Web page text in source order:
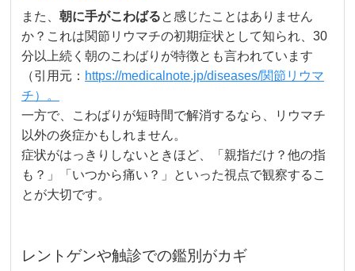
また、朝に手がこわばると感じたことはありません
か？これは関節リウマチの初期症状として知られ、30
分以上続く朝のこわばりが特徴とも言われています
（引用元： https://medicalnote.jp/diseases/関節リウマ
チ）。
一方で、こわばりが短時間で解消するなら、リウマチ
以外の炎症かもしれません。
症状がはっきりしないときほど、「親指だけ？他の指
も？」「いつから痛い？」といった視点で観察するこ
とが大切です。
レントゲンや触診での鑑別がカギ